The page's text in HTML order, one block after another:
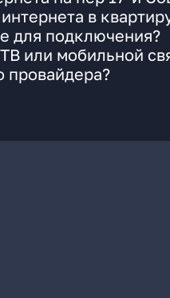
в
для подключения?
или мобильной
провайдера?